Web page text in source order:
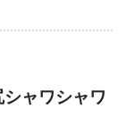
ャワシャワ